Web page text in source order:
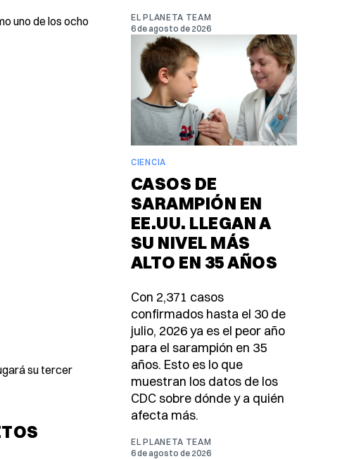
uno de los ocho
su tercer
EL PLANETA TEAM
6 de agosto de 2026
CIENCIA
CASOS DE
SARAMPIÓN EN
EE.UU. LLEGAN A
SU NIVEL MÁS
ALTO EN 35 AÑOS
Con 2,371 casos
confirmados hasta el 30 de
julio, 2026 ya es el peor año
para el sarampión en 35
años. Esto es lo que
muestran los datos de los
CDC sobre dónde y a quién
afecta más.
EL PLANETA TEAM
6 de agosto de 2026